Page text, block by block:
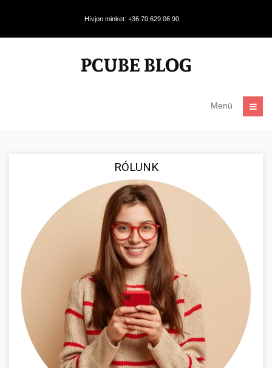
Hívjon minket: +36 70 629 06 90
Menü
RÓLUNK